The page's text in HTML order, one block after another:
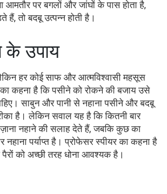
आमतौर पर बगलों और जांघों के पास होता है,
हैं, तो बदबू उत्पन्न होती है।
के उपाय
हर कोई साफ और आत्मविश्वासी महसूस
का कहना है कि पसीने को रोकने की बजाय उसे
साबुन और पानी से नहाना पसीने और बदबू
है। लेकिन सवाल यह है कि कितनी बार
नहाने की सलाह देते हैं, जबकि कुछ का
नहाना पर्याप्त है। प्रोफेसर स्पीयर का कहना है
को अच्छी तरह धोना आवश्यक है।